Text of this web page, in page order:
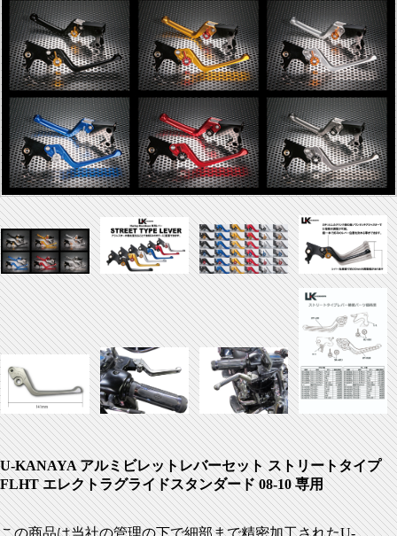
U-KANAYA アルミビレットレバーセット ストリートタイプ
FLHT エレクトラグライドスタンダード 08-10 専用
この商品は当社の管理の下で細部まで精密加工されたU-